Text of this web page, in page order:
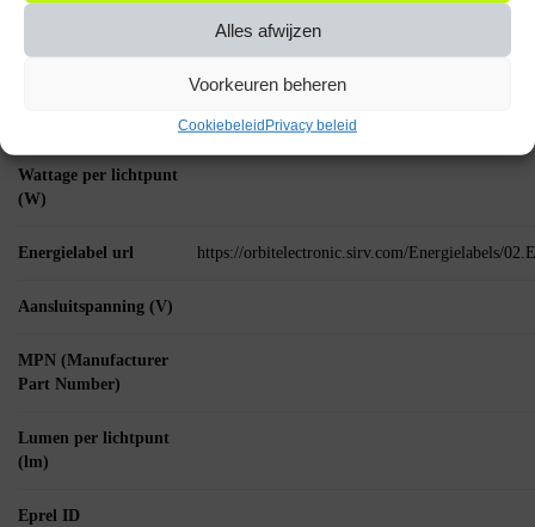
Alles afwijzen
Voorkeuren beheren
Cookiebeleid Privacy beleid
Aantal: 3 stuks
Breng je verlichting naar een hoger niveau met de Spectrum LED
Miniatuur Lamp en geniet van helder, natuurlijk licht in elke ruimte!
Wattage per lichtpunt
(W)
Energielabel url https://orbitelectronic.sirv.com/Energielabels/
Aansluitspanning (V)
MPN (Manufacturer
Part Number)
Lumen per lichtpunt
(lm)
Eprel ID